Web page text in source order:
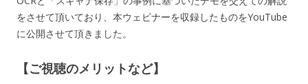
をさせて頂いており、本ウェビナーを収録したものをYouTube
に公開させて頂きました。
【ご視聴のメリットなど】